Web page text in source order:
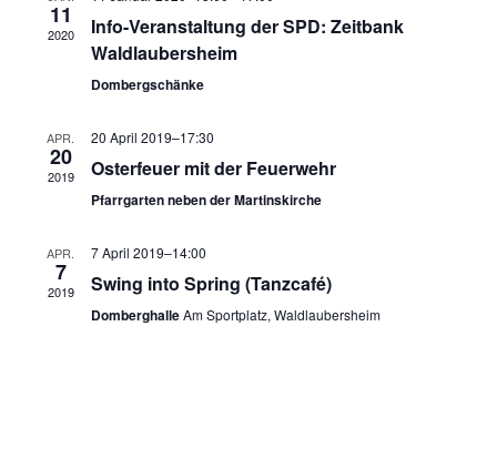
11
2020
Info-Veranstaltung der SPD: Zeitbank
Waldlaubersheim
Dombergschänke
APR.
20
2019
20 April 2019–17:30
Osterfeuer mit der Feuerwehr
Pfarrgarten neben der Martinskirche
APR.
7
2019
7 April 2019–14:00
Swing into Spring (Tanzcafé)
DomberghalleAm Sportplatz, Waldlaubersheim